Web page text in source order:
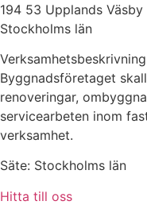
194 53 Upplands Väsby
Stockholms län
Byggnadsföretaget
renoveringar,
servicearbeten inom
verksamhet.
Säte: Stockholms län
Hitta till oss